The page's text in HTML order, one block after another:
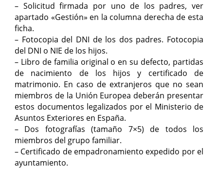
– Solicitud firmada por uno de los padres, ver
apartado «Gestión» en la columna derecha de esta
ficha.
– Fotocopia del DNI de los dos padres. Fotocopia
del DNI o NIE de los hijos.
– Libro de familia original o en su defecto, partidas
de nacimiento de los hijos y certificado de
matrimonio. En caso de extranjeros que no sean
miembros de la Unión Europea deberán presentar
estos documentos legalizados por el Ministerio de
Asuntos Exteriores en España.
– Dos fotografías (tamaño 7×5) de todos los
miembros del grupo familiar.
– Certificado de empadronamiento expedido por el
ayuntamiento.